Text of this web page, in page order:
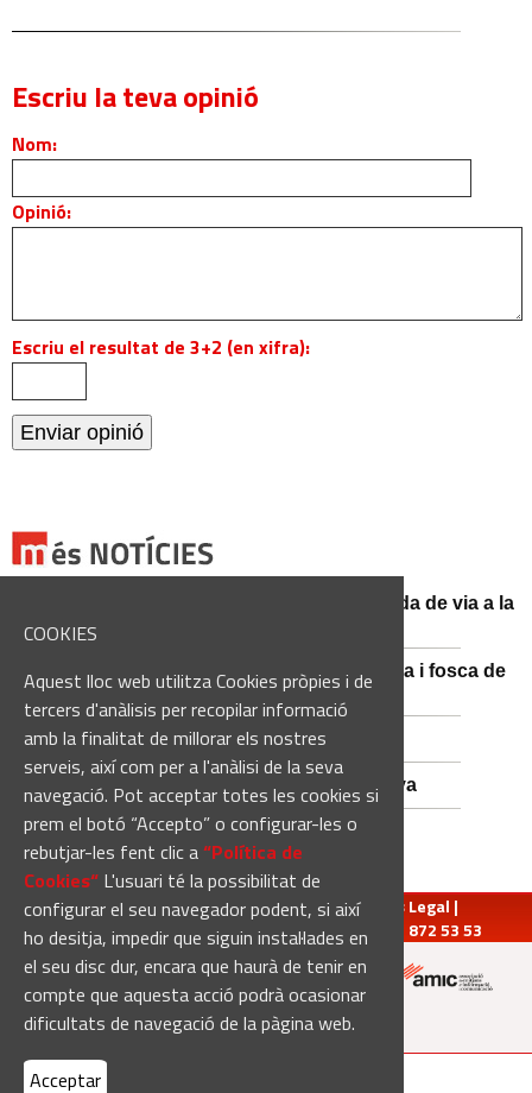
COOKIES
Aquest lloc web utilitza Cookies pròpies i de
tercers d'anàlisis per recopilar informació
amb la finalitat de millorar els nostres
serveis, així com per a l'anàlisi de la seva
navegació. Pot acceptar totes les cookies si
prem el botó “Accepto” o configurar-les o
rebutjar-les fent clic a“Política de
Cookies“ L'usuari té la possibilitat de
configurar el seu navegador podent, si així
ho desitja, impedir que siguin instal·lades en
el seu disc dur, encara que haurà de tenir en
compte que aquesta acció podrà ocasionar
dificultats de navegació de la pàgina web.
Acceptar
Escriu la teva opinió
Nom:
Opinió:
Escriu el resultat de 3+2 (en xifra):
El conductor d'un turisme mor en una sortida de via a la
BV-3008 a Fonollosa
Catalunya es prepara per a la nit més màgica i fosca de
l'estiu, més enllà de l'eclipsi
Empats sense gols a Santa Coloma
Nou Atles de Varietats de Vinya de Catalunya
redaccio@manresadiari.cat|Qui som Avís Legal |
Pompeu Fabra, 7-13, 08240-Manresa | Tel.: 93 872 53 53
Altres mitjans del grup: